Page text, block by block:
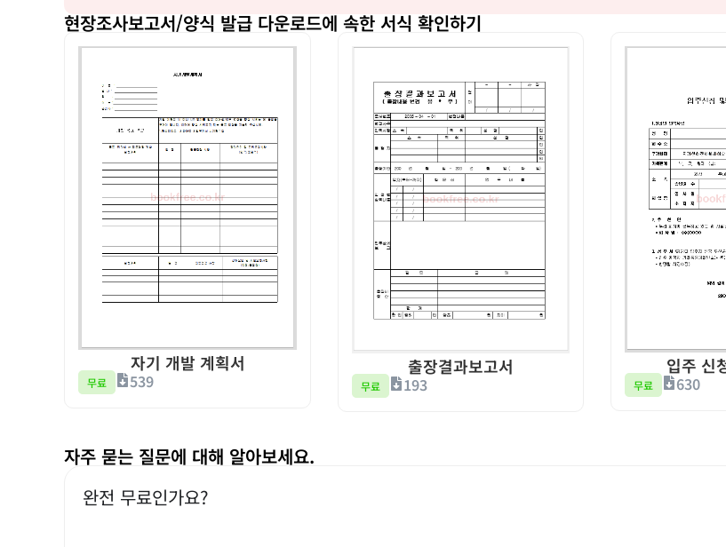
현장조사보고서/양식 발급 다운로드에 속한 서식 확인하기
자기 개발 계획서
무료 539
출장결과보고서
무료 193
입주 신
무료 630
자주 묻는 질문에 대해 알아보세요.
완전 무료인가요?